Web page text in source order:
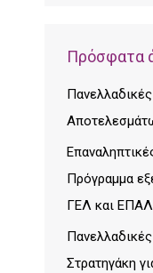
Πρόσφατα
Πρόγραμμα
ΓΕΛ και ΕΠΑΛ
Στρατηγάκη